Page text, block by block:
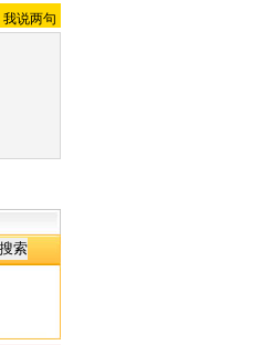
我说两句